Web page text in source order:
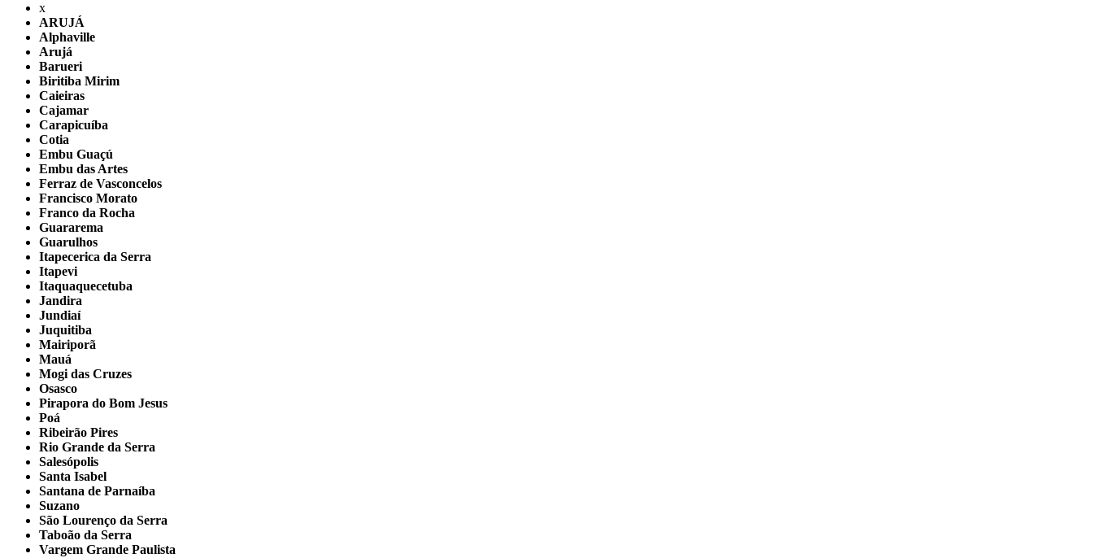
x
ARUJÁ
Alphaville
Arujá
Barueri
Biritiba Mirim
Caieiras
Cajamar
Carapicuíba
Cotia
Embu Guaçú
Embu das Artes
Ferraz de Vasconcelos
Francisco Morato
Franco da Rocha
Guararema
Guarulhos
Itapecerica da Serra
Itapevi
Itaquaquecetuba
Jandira
Jundiaí
Juquitiba
Mairiporã
Mauá
Mogi das Cruzes
Osasco
Pirapora do Bom Jesus
Poá
Ribeirão Pires
Rio Grande da Serra
Salesópolis
Santa Isabel
Santana de Parnaíba
Suzano
São Lourenço da Serra
Taboão da Serra
Vargem Grande Paulista